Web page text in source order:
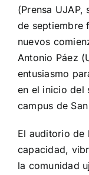
(Prensa
de septiembre
nuevos
Antonio Páez
entusiasmo
en el inicio del
campus de
El auditorio de
capacidad,
la comunidad